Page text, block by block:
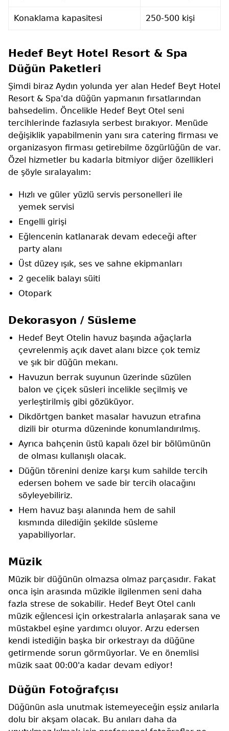
Konaklama kapasitesi 250-500 kişi
Hedef Beyt Hotel Resort & Spa
Düğün Paketleri
Şimdi biraz Aydın yolunda yer alan Hedef Beyt Hotel
Resort & Spa'da düğün yapmanın fırsatlarından
bahsedelim. Öncelikle Hedef Beyt Otel seni
tercihlerinde fazlasıyla serbest bırakıyor. Menüde
değişiklik yapabilmenin yanı sıra catering firması ve
organizasyon firması getirebilme özgürlüğün de var.
Özel hizmetler bu kadarla bitmiyor diğer özellikleri
de şöyle sıralayalım:
Hızlı ve güler yüzlü servis personelleri ile
yemek servisi
Engelli girişi
Eğlencenin katlanarak devam edeceği after
party alanı
Üst düzey ışık, ses ve sahne ekipmanları
2 gecelik balayı süiti
Otopark
Dekorasyon / Süsleme
Hedef Beyt Otelin havuz başında ağaçlarla
çevrelenmiş açık davet alanı bizce çok temiz
ve şık bir düğün mekanı.
Havuzun berrak suyunun üzerinde süzülen
balon ve çiçek süsleri incelikle seçilmiş ve
yerleştirilmiş gibi gözüküyor.
Dikdörtgen banket masalar havuzun etrafına
dizili bir oturma düzeninde konumlandırılmış.
Ayrıca bahçenin üstü kapalı özel bir bölümünün
de olması kullanışlı olacak.
Düğün törenini denize karşı kum sahilde tercih
edersen bohem ve sade bir tercih olacağını
söyleyebiliriz.
Hem havuz başı alanında hem de sahil
kısmında dilediğin şekilde süsleme
yapabiliyorlar.
Müzik
Müzik bir düğünün olmazsa olmaz parçasıdır. Fakat
onca işin arasında müzikle ilgilenmen seni daha
fazla strese de sokabilir. Hedef Beyt Otel canlı
müzik eğlencesi için orkestralarla anlaşarak sana ve
müstakbel eşine yardımcı oluyor. Arzu edersen
kendi istediğin başka bir orkestrayı da düğüne
getirmende sorun görmüyorlar. Ve en önemlisi
müzik saat 00:00'a kadar devam ediyor!
Düğün Fotoğrafçısı
Düğünün asla unutmak istemeyeceğin eşsiz anılarla
dolu bir akşam olacak. Bu anıları daha da